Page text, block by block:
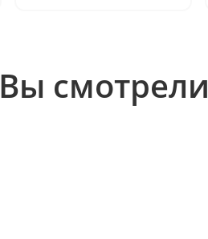
Вы смотрели